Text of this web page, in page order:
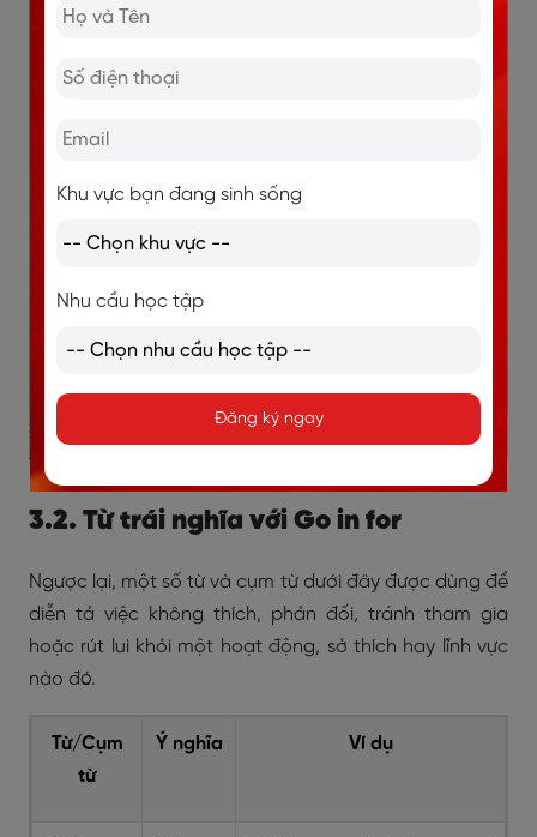
Pursue
Theo
Opt for
Lựa
tuyến.)
>> Xem thêm:
Keep track of là gì? Ý nghĩa, cấu trúc
và cách dùng chi tiết
3.2. Từ trái nghĩa với Go in for
Ngược lại, một số từ và cụm từ dưới đây được dùng để
diễn tả việc không thích, phản đối, tránh tham gia
hoặc rút lui khỏi một hoạt động, sở thích hay lĩnh vực
nào đó.
Từ/Cụm
từ
Ý nghĩa Ví dụ
Khu vực bạn đang sinh sống
Nhu cầu học tập
Đăng ký ngay